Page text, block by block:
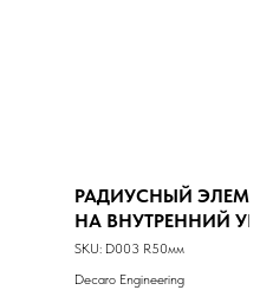
РАДИУСНЫЙ
НА ВНУТРЕННИЙ
SKU: D003 R50мм
Decaro Engineering